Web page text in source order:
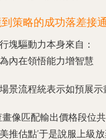
策略的成功落差接通
塊驅動力本身來自：
內在領悟能力增智慧
景流程統表示如預展示
像匹配輸出價格段位
推估點’于是說服上級